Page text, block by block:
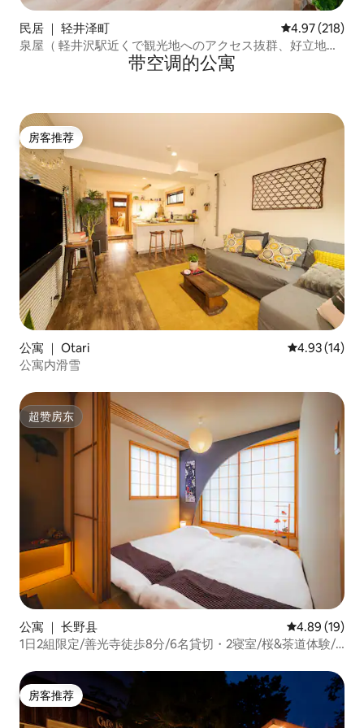
民居 ｜ 轻井泽町 平均评分 4.97
4.97 (218)
泉屋（ 軽井沢駅近くで観光地へのアクセス抜群、好立地の
一棟貸しの別荘Izumiya house ） 1
带空调的公寓
房客推荐
房客推荐
公寓 ｜ Otari 平均评分
4.93 (14)
公寓内滑雪
超赞房东
超赞房东
公寓 ｜ 长野县 平均评分
4.89 (19)
1日2組限定/善光寺徒歩8分/6名貸切・2寝室/桜&茶道体験/
房客推荐
房客推荐